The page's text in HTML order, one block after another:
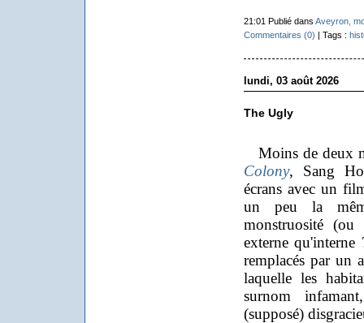
21:01 Publié dans Aveyron,
Commentaires (0) | Tags :
lundi, 03 août 2026
The Ugly
Moins de deux
Colony, Sang
écrans avec un
un peu la
monstruosité
externe
remplacés par un
laquelle les
surnom
(supposé)